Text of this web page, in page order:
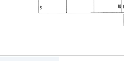
①ご契約中の駐車場の詳